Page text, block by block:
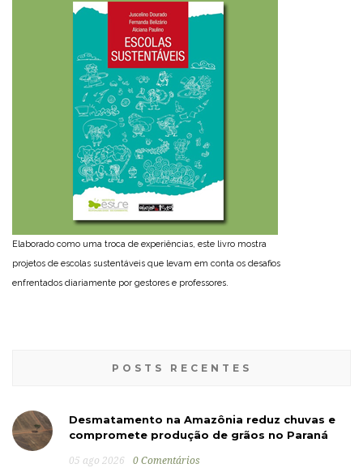
Elaborado como uma troca de experiências, este livro mostra
projetos de escolas sustentáveis que levam em conta os desafios
enfrentados diariamente por gestores e professores.
POSTS RECENTES
Desmatamento na Amazônia reduz chuvas e
compromete produção de grãos no Paraná
05 ago 2026 0 Comentários